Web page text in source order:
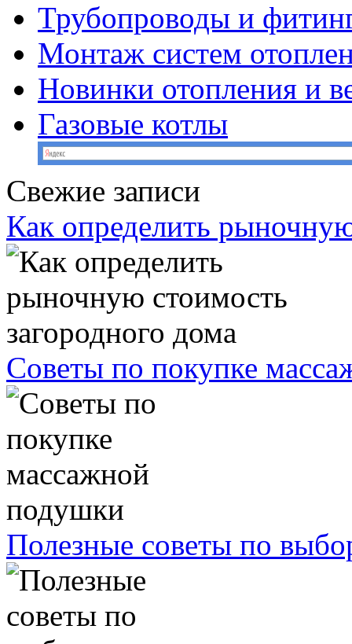
Трубопроводы и
Монтаж систем
Новинки отопления и
Газовые котлы
Свежие записи
Как определить
Советы по покупке
Полезные советы по